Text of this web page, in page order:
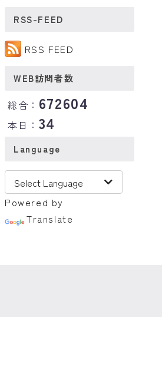
RSS-FEED
RSS FEED
WEB訪問者数
総合： 672604
本日： 34
Language
Powered by
Translate